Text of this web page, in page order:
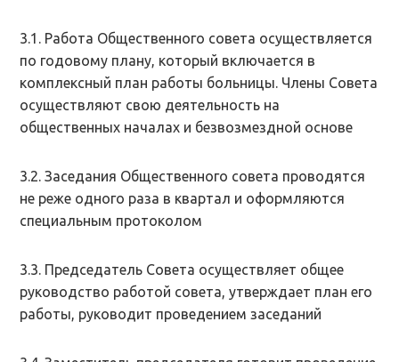
3.1. Работа Общественного совета осуществляется
по годовому плану, который включается в
комплексный план работы больницы. Члены Совета
осуществляют свою деятельность на
общественных началах и безвозмездной основе
3.2. Заседания Общественного совета проводятся
не реже одного раза в квартал и оформляются
специальным протоколом
3.3. Председатель Совета осуществляет общее
руководство работой совета, утверждает план его
работы, руководит проведением заседаний